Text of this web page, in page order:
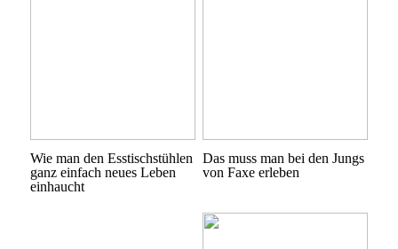
Wie man den Esstischstühlen
ganz einfach neues Leben
einhaucht
Das muss man bei den Jungs
von Faxe erleben